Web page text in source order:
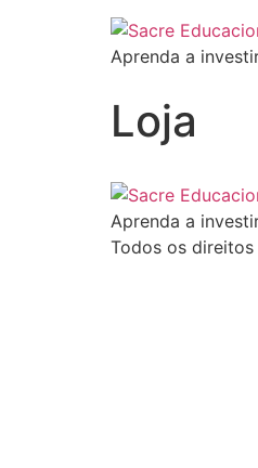
Aprenda a
Loja
Aprenda a
Todos os